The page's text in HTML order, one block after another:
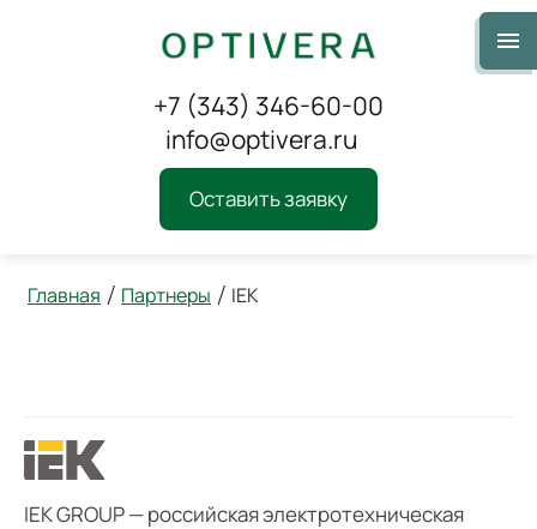
+7 (343) 346-60-00
info@optivera.ru
Оставить заявку
Главная / Партнеры / IEK
IEK GROUP — российская электротехническая